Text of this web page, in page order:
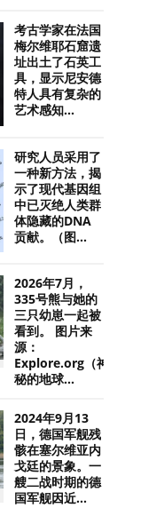
考古学家在法国
梅尔维耶石窟遗
址出土了石英工
具，显示尼安德
特人具有复杂的
艺术感知...
研究人员采用了
一种新方法，揭
示了现代基因组
中已灭绝人类群
体隐藏的DNA
贡献。（图...
2026年7月，
335号熊与她的
三只幼崽一起被
看到。 图片来
源：
Explore.org（神
秘的地球...
2024年9月13
日，德国军舰残
骸在塞尔维亚内
戈廷的景象。一
艘二战时期的德
国军舰因近...